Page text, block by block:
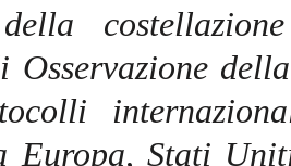
Osservazione
Europa, Stati